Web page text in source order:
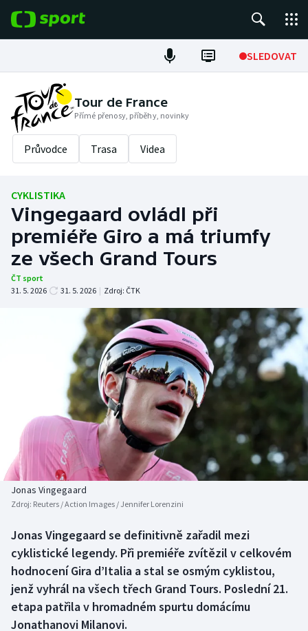
SLEDOVAT
Fotbal
Hokej
Tenis
Cyklistika
DALŠÍ SPORTY
Americký fotbal
Baseball a softbal
Basketbal
Boby a skeleton
Curling
Florbal
Futsal
Golf
NEPŘEHLÉDNĚTE
Historické návraty
Aplikace ČT sport
AZ kvíz
Tour de France
Přímé přenosy, příběhy, novinky
Průvodce Trasa Videa
CYKLISTIKA
Vingegaard ovládl při
premiéře Giro a má triumfy
ze všech Grand Tours
ČT sport
31. 5. 2026
31. 5. 2026 | Zdroj: ČTK
Jonas Vingegaard
Zdroj: Reuters / Action Images / Jennifer Lorenzini
Jonas Vingegaard se definitivně zařadil mezi
cyklistické legendy. Při premiéře zvítězil v celkovém
hodnocení Gira d’Italia a stal se osmým cyklistou,
jenž vyhrál na všech třech Grand Tours. Poslední 21.
etapa patřila v hromadném spurtu domácímu
Jonathanovi Milanovi.